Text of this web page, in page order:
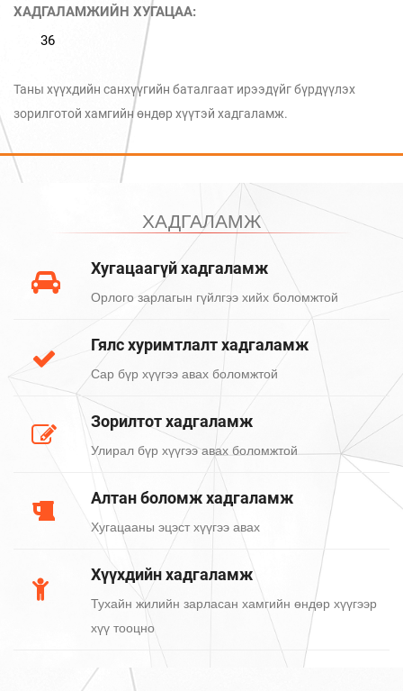
ХАДГАЛАМЖИЙН ХУГАЦАА:
36
Таны хүүхдийн санхүүгийн баталгаат ирээдүйг бүрдүүлэх
зорилготой хамгийн өндөр хүүтэй хадгаламж.
ХАДГАЛАМЖ
Хугацаагүй хадгаламж
Орлого зарлагын гүйлгээ хийх боломжтой
Гялс хуримтлалт хадгаламж
Сар бүр хүүгээ авах боломжтой
Зорилтот хадгаламж
Улирал бүр хүүгээ авах боломжтой
Алтан боломж хадгаламж
Хугацааны эцэст хүүгээ авах
Хүүхдийн хадгаламж
Тухайн жилийн зарласан хамгийн өндөр хүүгээр
хүү тооцно